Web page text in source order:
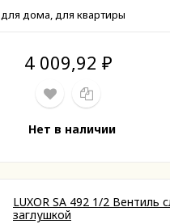
для дома, для квартиры
4 009,92 ₽
Нет в наличии
LUXOR SA 492 1/2 Вентиль
заглушкой